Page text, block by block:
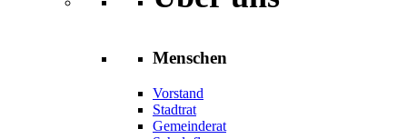
Menschen
Vorstand
Stadtrat
Gemeinderat